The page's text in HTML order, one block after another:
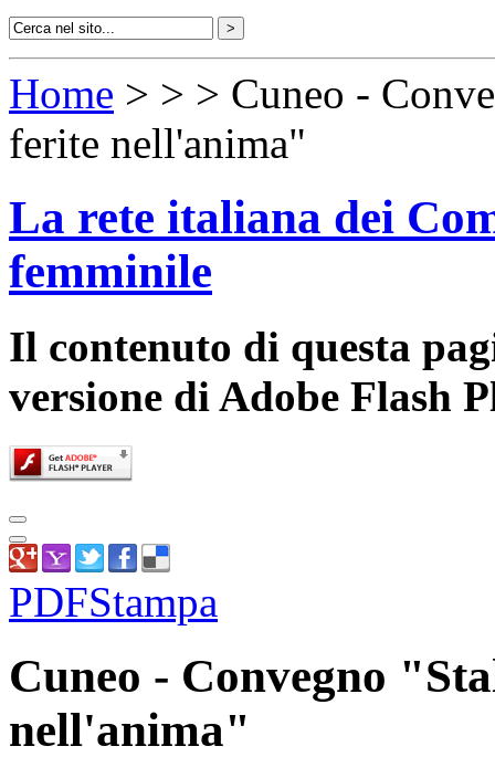
Home > > > Cuneo -
ferite nell'anima"
La rete italiana dei
femminile
Il contenuto di questa
versione di Adobe Flash
PDFStampa
Cuneo - Convegno
nell'anima"